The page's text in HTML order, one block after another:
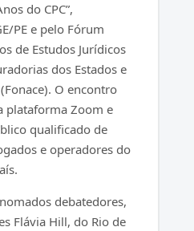
do CPC”,
PE e pelo Fórum
de Estudos Jurídicos
dos Estados e
O encontro
plataforma Zoom e
qualificado de
e operadores do
debatedores,
Flávia Hill, do Rio de